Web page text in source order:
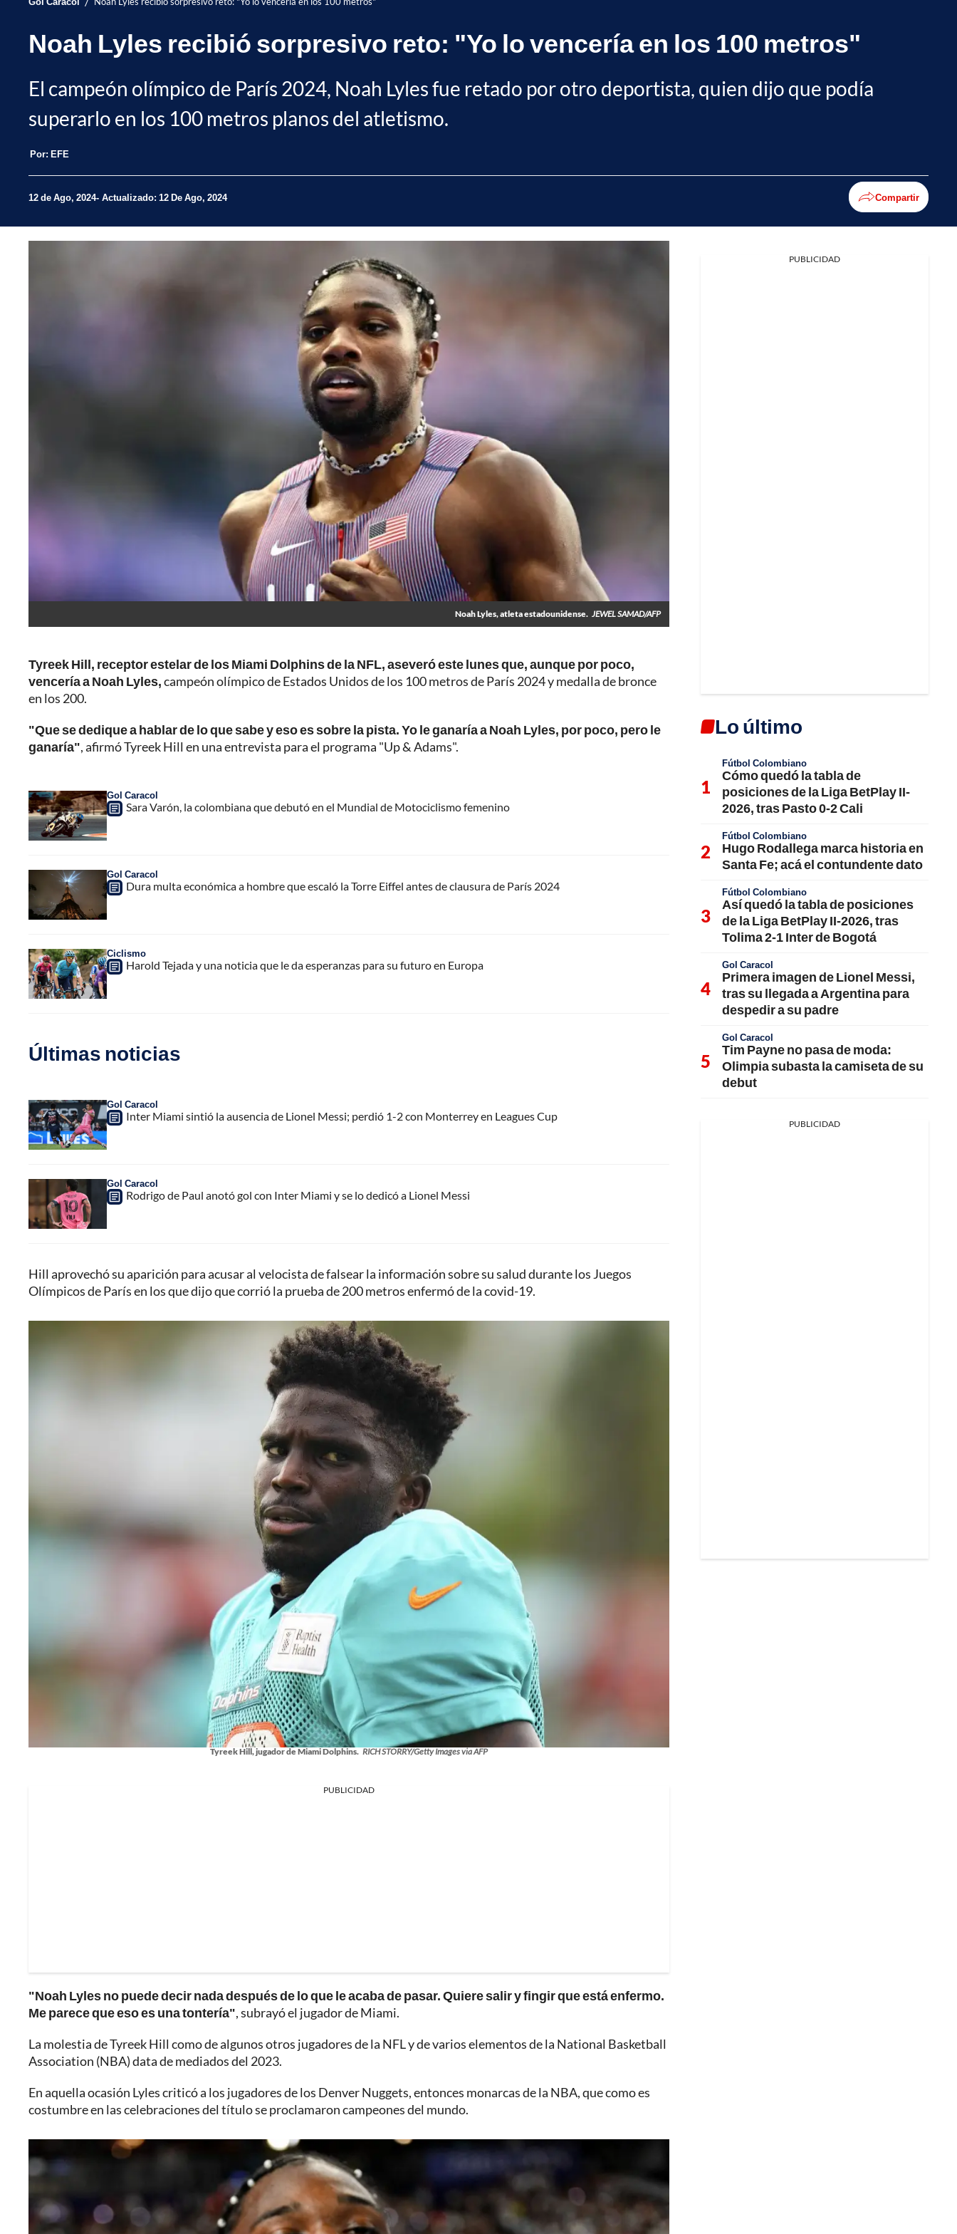
Noah Lyles recibió sorpresivo reto: "Yo lo vencería en los 100 metros"
El campeón olímpico de París 2024, Noah Lyles fue retado por otro deportista, quien dijo que podía
superarlo en los 100 metros planos del atletismo.
Por: EFE
12 de Ago, 2024 Actualizado: 12 De Ago, 2024 Compartir
Noah Lyles, atleta estadounidense. JEWEL SAMAD/AFP
Tyreek Hill, receptor estelar de los Miami Dolphins de la NFL, aseveró este lunes que, aunque por poco,
vencería a Noah Lyles,campeón olímpico de Estados Unidos de los 100 metros de París 2024 y medalla de bronce
en los 200.
"Que se dedique a hablar de lo que sabe y eso es sobre la pista. Yo le ganaría a Noah Lyles, por poco, pero le
ganaría", afirmó Tyreek Hill en una entrevista para el programa "Up & Adams".
Gol Caracol
Sara Varón, la colombiana que debutó en el Mundial de Motociclismo femenino
Gol Caracol
Dura multa económica a hombre que escaló la Torre Eiffel antes de clausura de París 2024
Ciclismo
Harold Tejada y una noticia que le da esperanzas para su futuro en Europa
Últimas noticias
Gol Caracol
Inter Miami sintió la ausencia de Lionel Messi; perdió 1-2 con Monterrey en Leagues Cup
Gol Caracol
Rodrigo de Paul anotó gol con Inter Miami y se lo dedicó a Lionel Messi
Hill aprovechó su aparición para acusar al velocista de falsear la información sobre su salud durante los Juegos
Olímpicos de París en los que dijo que corrió la prueba de 200 metros enfermó de la covid-19.
Tyreek Hill, jugador de Miami Dolphins. RICH STORRY/Getty Images via AFP
PUBLICIDAD
"Noah Lyles no puede decir nada después de lo que le acaba de pasar. Quiere salir y fingir que está enfermo.
Me parece que eso es una tontería", subrayó el jugador de Miami.
La molestia de Tyreek Hill como de algunos otros jugadores de la NFL y de varios elementos de la National Basketball
Association (NBA) data de mediados del 2023.
En aquella ocasión Lyles criticó a los jugadores de los Denver Nuggets, entonces monarcas de la NBA, que como es
costumbre en las celebraciones del título se proclamaron campeones del mundo.
PUBLICIDAD
Lo último
Fútbol Colombiano
Cómo quedó la tabla de
posiciones de la Liga BetPlay II-
2026, tras Pasto 0-2 Cali
Fútbol Colombiano
Hugo Rodallega marca historia en
Santa Fe; acá el contundente dato
Fútbol Colombiano
Así quedó la tabla de posiciones
de la Liga BetPlay II-2026, tras
Tolima 2-1 Inter de Bogotá
Gol Caracol
Primera imagen de Lionel Messi,
tras su llegada a Argentina para
despedir a su padre
Gol Caracol
Tim Payne no pasa de moda:
Olimpia subasta la camiseta de su
debut
PUBLICIDAD